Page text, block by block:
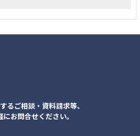
るご相談・資料請求等、
にお問合せください。